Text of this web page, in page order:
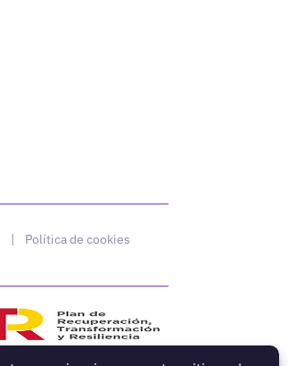
| Política de cookies